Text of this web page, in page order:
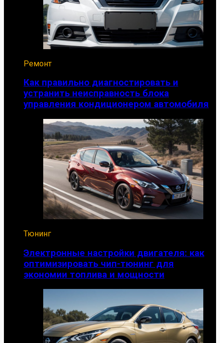
Ремонт
Как правильно диагностировать и
устранить неисправность блока
управления кондиционером автомобиля
Тюнинг
Электронные настройки двигателя: как
оптимизировать чип-тюнинг для
экономии топлива и мощности